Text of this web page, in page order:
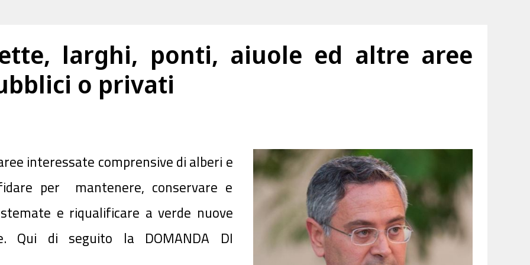
larghi, ponti, aiuole ed altre aree
o privati
interessate comprensive di alberi e
per mantenere, conservare e
e riqualificare a verde nuove
Qui di seguito la DOMANDA DI